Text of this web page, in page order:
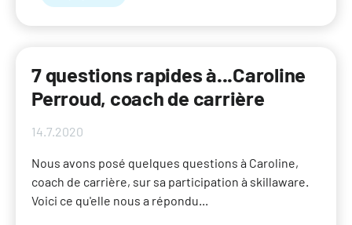
7 questions rapides à...Caroline
Perroud, coach de carrière
14.7.2020
Nous avons posé quelques questions à Caroline,
coach de carrière, sur sa participation à skillaware.
Voici ce qu'elle nous a répondu...